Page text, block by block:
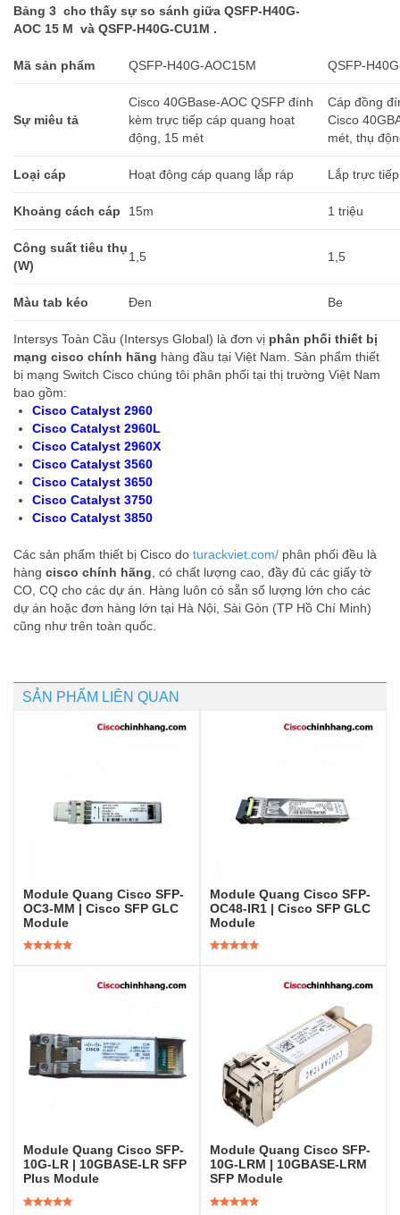
Bảng 3 cho thấy sự so sánh giữa QSFP-H40G-
AOC 15 M và QSFP-H40G-CU1M .
Mã sản phẩm QSFP-H40G-AOC15M QSFP-
Sự miêu tả
Cisco 40GBase-AOC QSFP đính
kèm trực tiếp cáp quang hoạt
động, 15 mét
Cáp đồng
Cisco
mét, thụ
Loại cáp Hoạt động cáp quang lắp ráp Lắp trực
Khoảng cách cáp 15m 1 triệu
Công suất tiêu thụ
(W)
1,5 1,5
Màu tab kéo Đen Be
Intersys Toàn Cầu (Intersys Global) là đơn vị phân phối thiết bị
mạng cisco chính hãng hàng đầu tại Việt Nam. Sản phẩm thiết
bị mạng Switch Cisco chúng tôi phân phối tại thị trường Việt Nam
bao gồm:
Cisco Catalyst 2960
Cisco Catalyst 2960L
Cisco Catalyst 2960X
Cisco Catalyst 3560
Cisco Catalyst 3650
Cisco Catalyst 3750
Cisco Catalyst 3850
Các sản phẩm thiết bị Cisco do turackviet.com/ phân phối đều là
hàng cisco chính hãng , có chất lượng cao, đầy đủ các giấy tờ
CO, CQ cho các dự án. Hàng luôn có sẵn số lượng lớn cho các
dự án hoặc đơn hàng lớn tại Hà Nội, Sài Gòn (TP Hồ Chí Minh)
cũng như trên toàn quốc.
SẢN PHẨM LIÊN QUAN
Module Quang Cisco SFP-
OC3-MM | Cisco SFP GLC
Module
Module Quang Cisco SFP-
OC48-IR1 | Cisco SFP GLC
Module
Module Quang Cisco SFP-
10G-LR | 10GBASE-LR SFP
Plus Module
Module Quang Cisco SFP-
10G-LRM | 10GBASE-LRM
SFP Module